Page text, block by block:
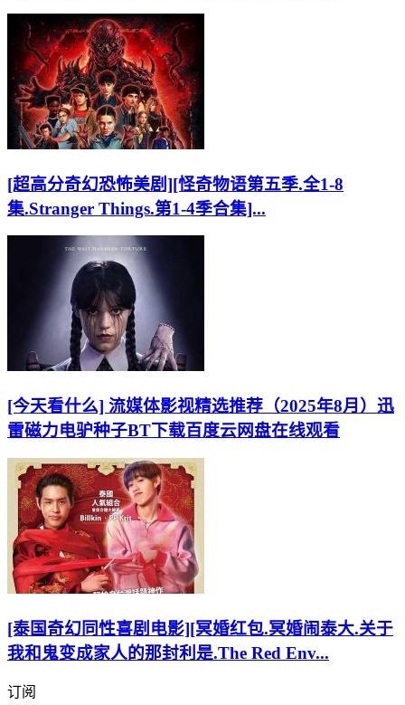
[超高分奇幻恐怖美剧][怪奇物语第五季.全1-8
集.Stranger Things.第1-4季合集]...
[今天看什么] 流媒体影视精选推荐（2025年8月）迅
雷磁力电驴种子BT下载百度云网盘在线观看
[泰国奇幻同性喜剧电影][冥婚红包.冥婚闹泰大.关于
我和鬼变成家人的那封利是.The Red Env...
订阅